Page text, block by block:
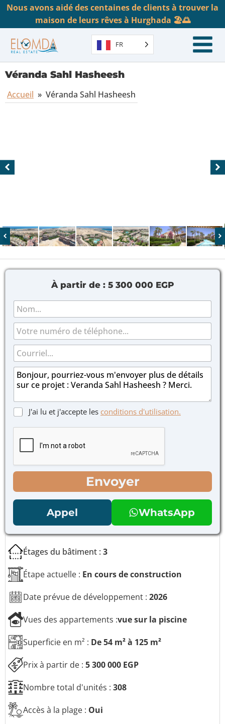
Nous avons aidé des centaines de clients à trouver la
maison de leurs rêves à Hurghada 🏖️🌅
FR
Véranda Sahl Hasheesh
Accueil » Véranda Sahl Hasheesh
Étages du bâtiment : 3
Étape actuelle : En cours de construction
Date prévue de développement : 2026
Vues des appartements :vue sur la piscine
Superficie en m² : De 54 m² à 125 m²
Prix à partir de : 5 300 000 EGP
Nombre total d'unités : 308
Accès à la plage : Oui
À partir de : 5 300 000 EGP
N
o
m
*
T
é
l
é
p
h
o
e
C
o
u
e
l
*
M
e
s
s
a
g
e
C
a
s
c
o
h
e
p
o
u
r
l
e
n
o
m
d
u
m
e
s
s
a
e
C
s
c
o
c
h
e
*
J'ai lu et j'accepte les conditions d'utilisation.
Envoyer
Appel WhatsApp